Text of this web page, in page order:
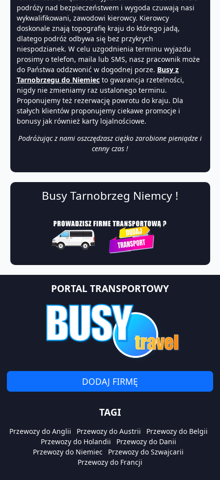
podróży nad bezpieczeństwem i wygoda czuwają nasi
wykwalifikowani, zawodowi kierowcy. Kierowcy
doskonale znają topografię kraju do którego jadą,
dlatego podróż odbywa się bez przykrych
niespodzianek. W celu uzgodnienia terminu wyjazdu
prosimy o telefon, maila lub SMS, nasz pracownik może
do Państwa oddzwonić w dogodnej porze. Busy z
Tarnobrzegu do Niemiec to gwarancja rzetelności,
nigdy nie zmieniamy raz ustalonego terminu.
Proponujemy też rezerwację powrotu do kraju. Dla
stałych klientów proponujemy ciekawe promocje i
bonusy jak również karty lojalnościowe.
Podróżując z nami oszczędzasz ciężko zarobione pieniądze i
cenny czas !
Busy Tarnobrzeg Niemcy !
PORTAL TRANSPORTOWY
DODAJ FIRMĘ
TAGI
Przewozy do Anglii Przewozy do Austrii
Przewozy do Belgii
Przewozy do Holandii
Przewozy do Danii
Przewozy do Niemiec
Przewozy do Szwajcarii
Przewozy do Francji